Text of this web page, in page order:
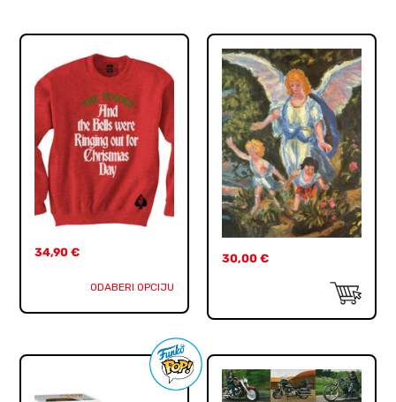
34,90€
ODABERI OPCIJU
30,00 €